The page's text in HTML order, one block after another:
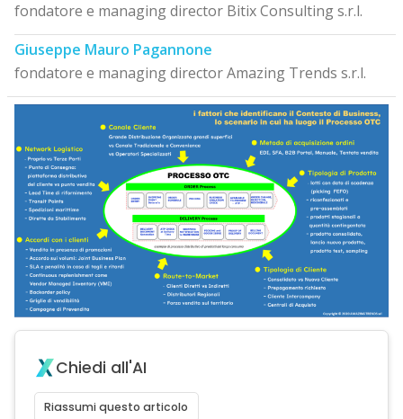
fondatore e managing director Bitix Consulting s.r.l.
Giuseppe Mauro Pagannone
fondatore e managing director Amazing Trends s.r.l.
Chiedi all'AI
Riassumi questo articolo